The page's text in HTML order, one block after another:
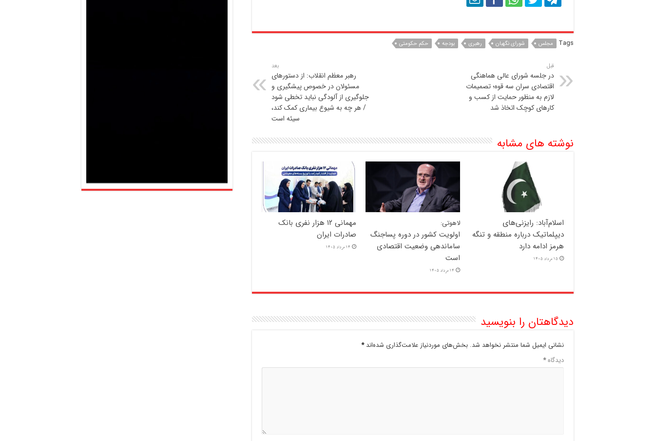
Tags مجلس شورای نگهبان رهبری بودجه حکم حکومتی
قبل
در جلسه شورای عالی هماهنگی
اقتصادی سران سه قوه؛ تصمیمات
لازم به منظور حمایت از کسب و
کارهای کوچک اتخاذ شد
بعد
رهبر معظم انقلاب: از دستورهای
مسئولان در خصوص پیشگیری و
جلوگیری از آلودگی نباید تخطی شود
/ هر چه به شیوع بیماری کمک کند،
سیئه است
نوشته های مشابه
اسلام‌آباد: رایزنی‌های
دیپلماتیک درباره منطقه و تنگه
هرمز ادامه دارد
15 مرداد 1405
لاهوتی:
اولویت کشور در دوره پساجنگ
ساماندهی وضعیت اقتصادی
است
14 مرداد 1405
مهمانی ۱۲ هزار نفری بانک
صادرات ایران
14 مرداد 1405
دیدگاهتان را بنویسید
نشانی ایمیل شما منتشر نخواهد شد. بخش‌های موردنیاز علامت‌گذاری شده‌اند*
دیدگاه*